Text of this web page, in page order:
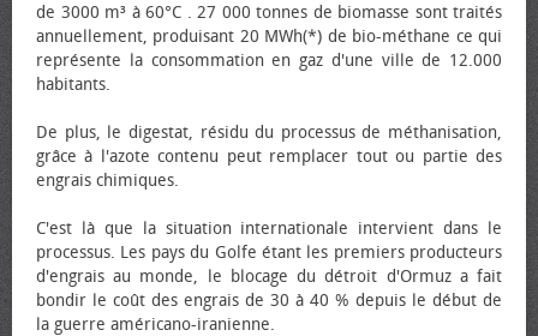
de 3000 m³ à 60°C . 27 000 tonnes de biomasse sont traités
annuellement, produisant 20 MWh(*) de bio-méthane ce qui
représente la consommation en gaz d'une ville de 12.000
habitants.
De plus, le digestat, résidu du processus de méthanisation,
grâce à l'azote contenu peut remplacer tout ou partie des
engrais chimiques.
C'est là que la situation internationale intervient dans le
processus. Les pays du Golfe étant les premiers producteurs
d'engrais au monde, le blocage du détroit d'Ormuz a fait
bondir le coût des engrais de 30 à 40 % depuis le début de
la guerre américano-iranienne.